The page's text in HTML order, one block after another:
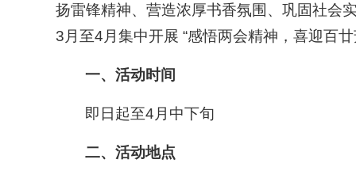
扬雷锋精神、营造浓厚书香氛围、巩固社会
3月至4月集中开展 “感悟两会精神，喜迎百
一、活动时间
即日起至4月中下旬
二、活动地点